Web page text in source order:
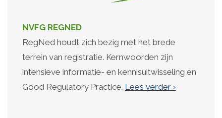
NVFG REGNED
RegNed houdt zich bezig met het brede
terrein van registratie. Kernwoorden zijn
intensieve informatie- en kennisuitwisseling en
Good Regulatory Practice. Lees verder ›